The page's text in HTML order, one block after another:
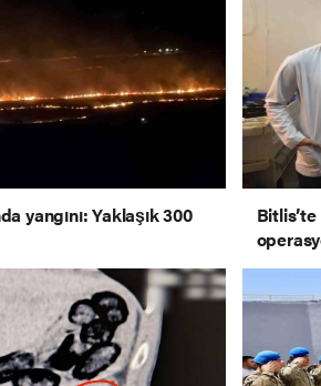
yangını: Yaklaşık 300